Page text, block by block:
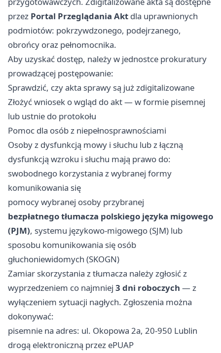
przez Portal Przeglądania Akt dla uprawnionych
podmiotów: pokrzywdzonego, podejrzanego,
obrońcy oraz pełnomocnika.
Aby uzyskać dostęp, należy w jednostce prokuratury
prowadzącej postępowanie:
Sprawdzić, czy akta sprawy są już zdigitalizowane
Złożyć wniosek o wgląd do akt — w formie pisemnej
lub ustnie do protokołu
Pomoc dla osób z niepełnosprawnościami
Osoby z dysfunkcją mowy i słuchu lub z łączną
dysfunkcją wzroku i słuchu mają prawo do:
swobodnego korzystania z wybranej formy
komunikowania się
pomocy wybranej osoby przybranej
bezpłatnego tłumacza polskiego języka migowego
(PJM), systemu językowo-migowego (SJM) lub
sposobu komunikowania się osób
głuchoniewidomych (SKOGN)
Zamiar skorzystania z tłumacza należy zgłosić z
wyprzedzeniem co najmniej 3 dni roboczych — z
wyłączeniem sytuacji nagłych. Zgłoszenia można
dokonywać:
pisemnie na adres: ul. Okopowa 2a, 20-950 Lublin
drogą elektroniczną przez ePUAP